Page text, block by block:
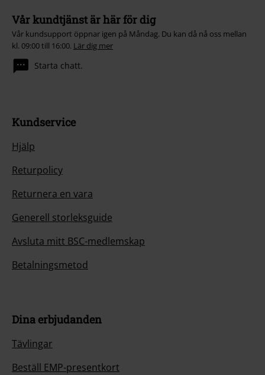
Vår kundtjänst är här för dig
Vår kundsupport öppnar igen på Måndag. Du kan då nå oss mellan
kl. 09:00 till 16:00. Lär dig mer
Starta chatt.
Kundservice
Hjälp
Returpolicy
Returnera en vara
Generell storleksguide
Avsluta mitt BSC-medlemskap
Betalningsmetod
Dina erbjudanden
Tävlingar
Beställ EMP-presentkort